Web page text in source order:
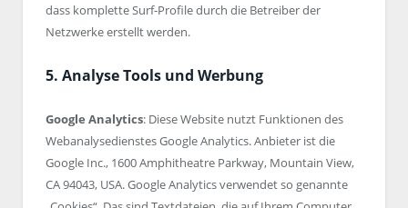
dass komplette Surf-Profile durch die Betreiber der
Netzwerke erstellt werden.
5. Analyse Tools und Werbung
Google Analytics: Diese Website nutzt Funktionen des
Webanalysedienstes Google Analytics. Anbieter ist die
Google Inc., 1600 Amphitheatre Parkway, Mountain View,
CA 94043, USA. Google Analytics verwendet so genannte